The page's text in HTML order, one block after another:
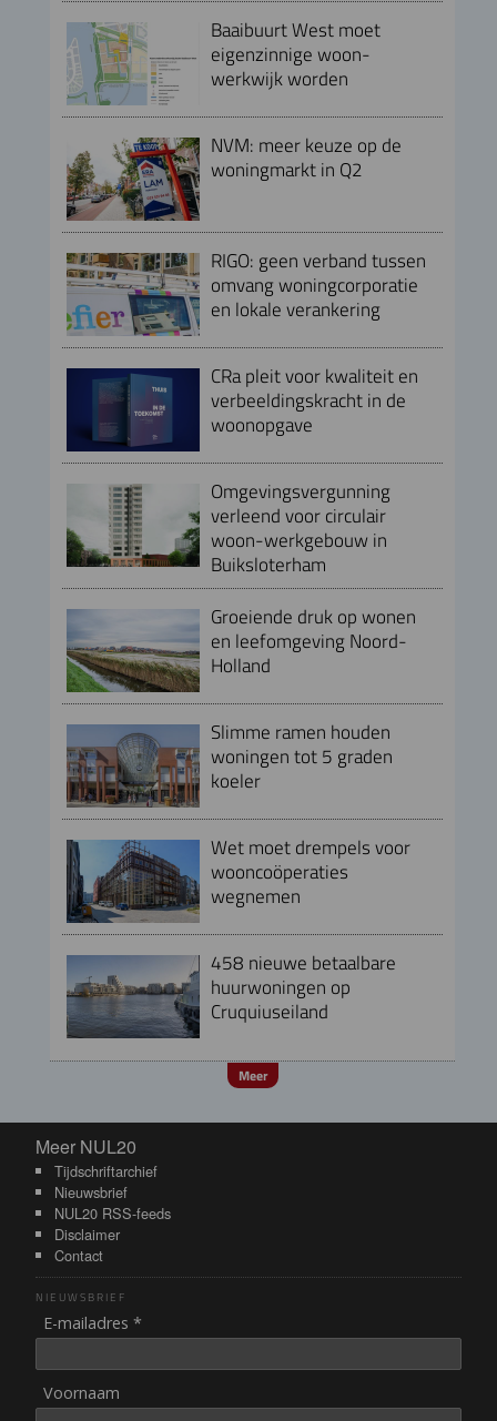
Baaibuurt West moet
eigenzinnige woon-
werkwijk worden
NVM: meer keuze op de
woningmarkt in Q2
RIGO: geen verband tussen
omvang woningcorporatie
en lokale verankering
CRa pleit voor kwaliteit en
verbeeldingskracht in de
woonopgave
Omgevingsvergunning
verleend voor circulair
woon-werkgebouw in
Buiksloterham
Groeiende druk op wonen
en leefomgeving Noord-
Holland
Slimme ramen houden
woningen tot 5 graden
koeler
Wet moet drempels voor
wooncoöperaties
wegnemen
458 nieuwe betaalbare
huurwoningen op
Cruquiuseiland
Meer
Meer NUL20
Meer NUL20
Tijdschriftarchief
Nieuwsbrief
NUL20 RSS-feeds
Disclaimer
Contact
NIEUWSBRIEF
E-mailadres *
Voornaam